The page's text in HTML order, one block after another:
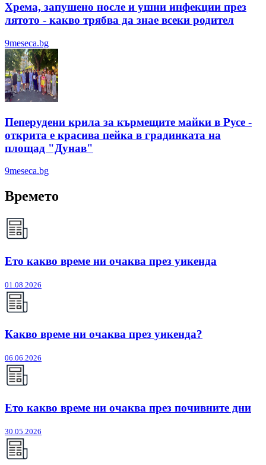
Хрема, запушено носле и ушни инфекции през
лятотo - какво трябва да знае всеки родител
9meseca.bg
Пеперудени крила за кърмещите майки в Русе -
открита е красива пейка в градинката на
площад "Дунав"
9meseca.bg
Времето
Ето какво време ни очаква през уикенда
01.08.2026
Какво време ни очаква през уикенда?
06.06.2026
Ето какво време ни очаква през почивните дни
30.05.2026